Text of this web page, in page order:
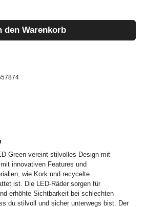
den Warenkorb
Green vereint stilvolles Design mit
innovativen Features und
wie Kork und recycelte
ist. Die LED-Räder sorgen für
erhöhte Sichtbarkeit bei schlechten
du stilvoll und sicher unterwegs bist. Der